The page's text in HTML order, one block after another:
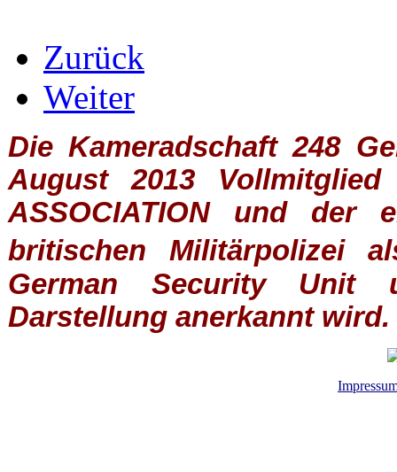
Zurück
Weiter
Die Kameradschaft 248
August 2013
ASSOCIATIONund der
britischen
Militärpolizei
German Security Unit
Darstellung anerkannt wird.